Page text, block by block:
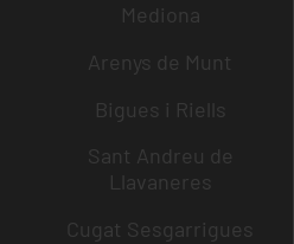
Mediona
Arenys de Munt
Bigues i Riells
Sant Andreu de
Llavaneres
Cugat Sesgarrigues